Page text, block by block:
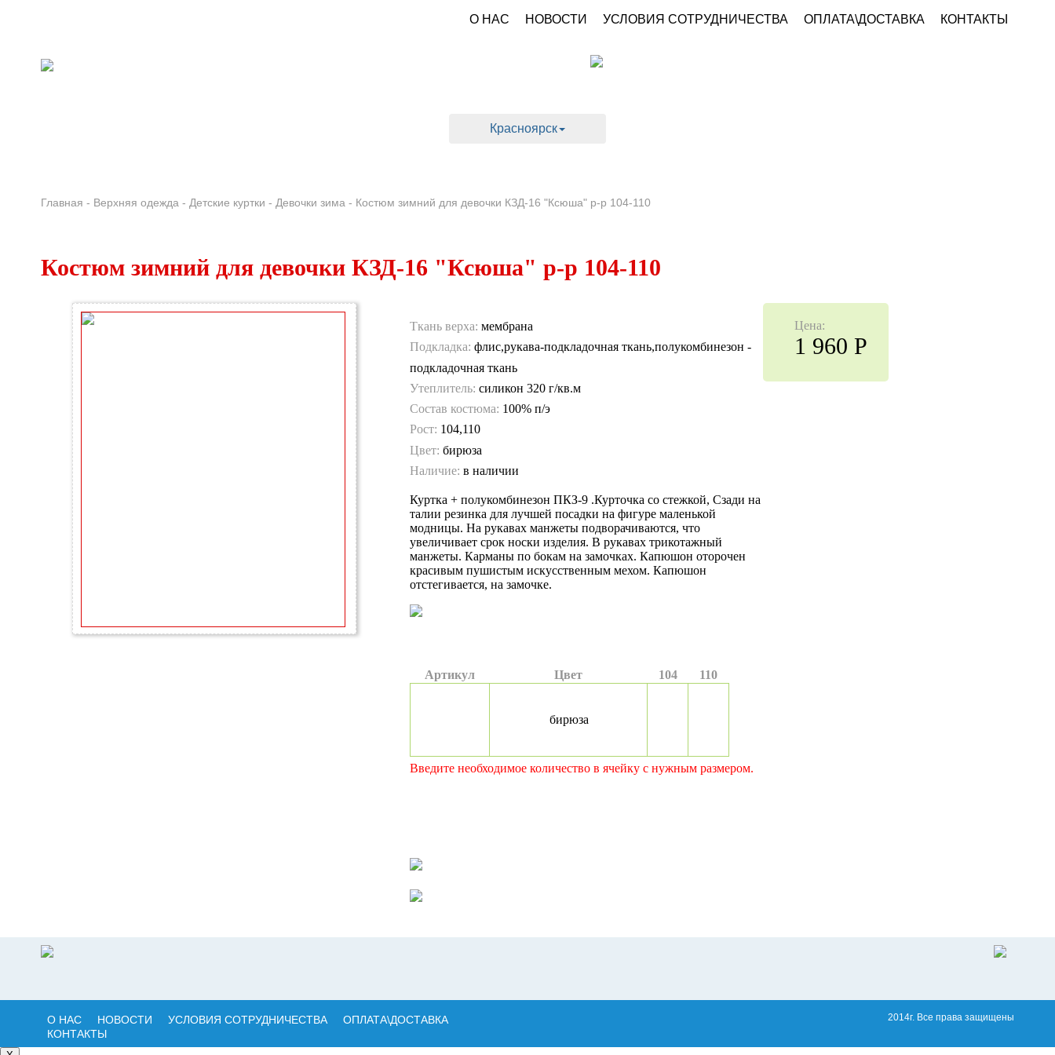
О НАС
НОВОСТИ УСЛОВИЯ СОТРУДНИЧЕСТВА ОПЛАТА\ДОСТАВКА КОНТАКТЫ
Красноярск
Главная - Верхняя одежда - Детские куртки - Девочки зима - Костюм зимний для девочки КЗД-16 "Ксюша" р-р 104-110
Костюм зимний для девочки КЗД-16 "Ксюша" р-р 104-110
Ткань верха: мембрана
Подкладка: флис,рукава-подкладочная ткань,полукомбинезон -
подкладочная ткань
Утеплитель: силикон 320 г/кв.м
Состав костюма: 100% п/э
Рост: 104,110
Цвет: бирюза
Наличие: в наличии
Куртка + полукомбинезон ПКЗ-9 .Курточка со стежкой, Сзади на
талии резинка для лучшей посадки на фигуре маленькой
модницы. На рукавах манжеты подворачиваются, что
увеличивает срок носки изделия. В рукавах трикотажный
манжеты. Карманы по бокам на замочках. Капюшон оторочен
красивым пушистым искусственным мехом. Капюшон
отстегивается, на замочке.
Цена:
1 960 Р
Артикул Цвет 104 110
бирюза
Введите необходимое количество в ячейку с нужным размером.
О НАС НОВОСТИ УСЛОВИЯ СОТРУДНИЧЕСТВА
ОПЛАТА\ДОСТАВКА
КОНТАКТЫ
2014г. Все права защищены